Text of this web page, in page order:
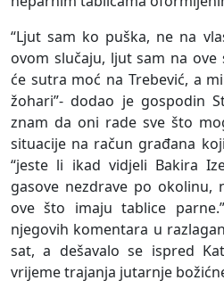
“Ljut sam ko puška, ne na
ovom slučaju, ljut sam na
će sutra moć na Trebević, a
žohari”- dodao je gospodin
znam da oni rade sve što
situacije na račun građana
“jeste li ikad vidjeli Bakira
gasove nezdrave po okolinu,
ove što imaju tablice
njegovih komentara u
sat, a dešavalo se ispred
vrijeme trajanja jutarnje